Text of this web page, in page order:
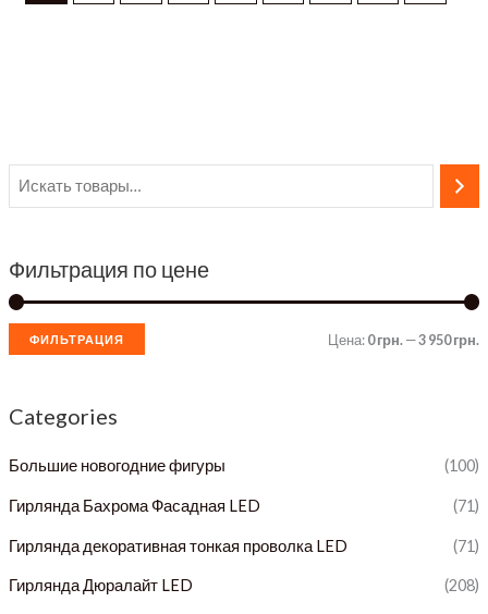
Фильтрация по цене
ФИЛЬТРАЦИЯ Цена:0 грн.—3 950 грн.
Categories
Большие новогодние фигуры (100)
Гирлянда Бахрома Фасадная LED (71)
Гирлянда декоративная тонкая проволка LED (71)
Гирлянда Дюралайт LED (208)